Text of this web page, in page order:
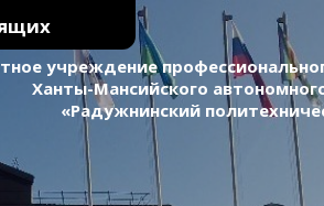
учреждение
Ханты-Мансийского
«Радужнинский